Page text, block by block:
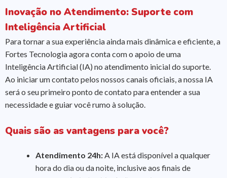
Inovação no Atendimento: Suporte com
Inteligência Artificial
Para tornar a sua experiência ainda mais dinâmica e eficiente, a
Fortes Tecnologia agora conta com o apoio de uma
Inteligência Artificial (IA) no atendimento inicial do suporte.
Ao iniciar um contato pelos nossos canais oficiais, a nossa IA
será o seu primeiro ponto de contato para entender a sua
necessidade e guiar você rumo à solução.
Quais são as vantagens para você?
Atendimento 24h:A IA está disponível a qualquer
hora do dia ou da noite, inclusive aos finais de